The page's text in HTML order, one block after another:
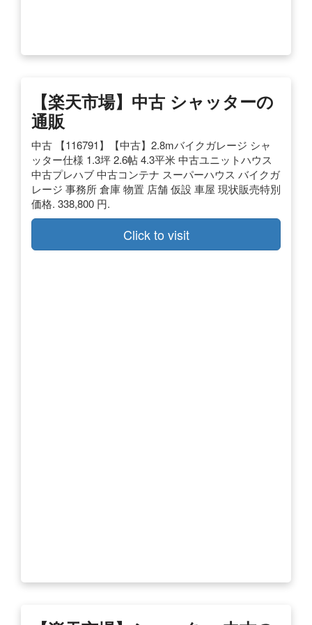
【楽天市場】中古 シャッターの
通販
中古 【116791】【中古】2.8mバイクガレージ シャ
ッター仕様 1.3坪 2.6帖 4.3平米 中古ユニットハウス
中古プレハブ 中古コンテナ スーパーハウス バイクガ
レージ 事務所 倉庫 物置 店舗 仮設 車屋 現状販売特別
価格. 338,800 円.
Click to visit